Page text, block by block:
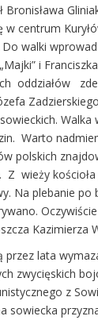
Bronisława
w centrum
walki
i
oddziałów
Walka
Warto
polskich
Z wieży
Na plebanie
Kazimierza
przez lata
zwycięskich
z
sowiecka